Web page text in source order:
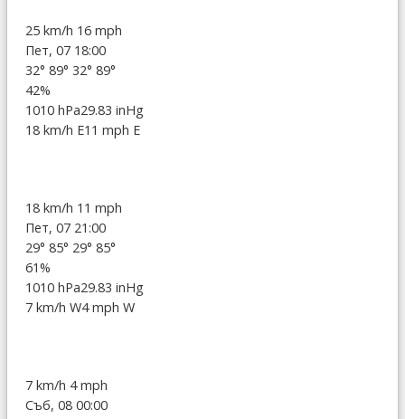
25 km/h 16 mph
Пет, 07 18:00
32° 89° 32° 89°
42%
1010 hPa29.83 inHg
18 km/h E11 mph E
18 km/h 11 mph
Пет, 07 21:00
29° 85° 29° 85°
61%
1010 hPa29.83 inHg
7 km/h W4 mph W
7 km/h 4 mph
Съб, 08 00:00